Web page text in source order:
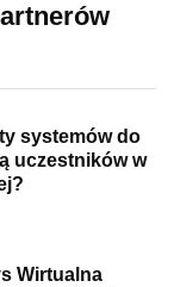
systemów do
uczestników w
Wirtualna